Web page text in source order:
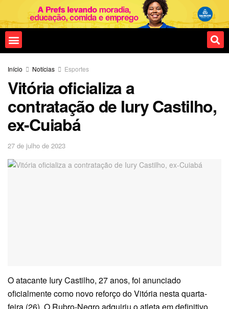
Início Notícias Esportes
Vitória oficializa a
contratação de Iury Castilho,
ex-Cuiabá
27 de julho de 2023
O atacante Iury Castilho, 27 anos, foi anunciado
oficialmente como novo reforço do Vitória nesta quarta-